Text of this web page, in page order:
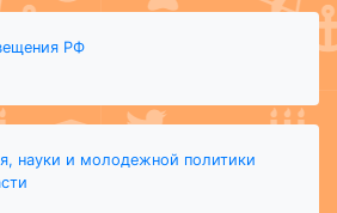
РФ
науки и молодежной политики